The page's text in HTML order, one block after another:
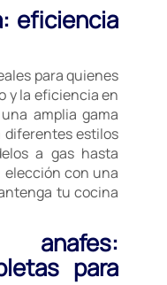
eficiencia
para quienes
y la eficiencia en
amplia gama
diferentes estilos
a gas hasta
con una
tu cocina
para